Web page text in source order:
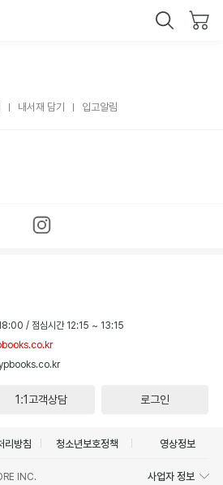
내서재 담기 입고알림
/ 점심시간 12:15 ~ 13:15
1:1고객상담 로그인
리방침 청소년보호정책 영상정보
INC. 사업자 정보